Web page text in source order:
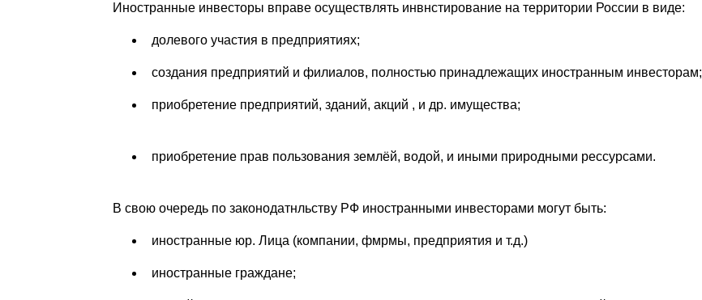
Иностранные инвесторы вправе осуществлять инвнстирование на территории России в виде:
долевого участия в предприятиях;
создания предприятий и филиалов, полностью принадлежащих иностранным инвесторам;
приобретение предприятий, зданий, акций , и др. имущества;
приобретение прав пользования землёй, водой, и иными природными рессурсами.
В свою очередь по законодатнльству РФ иностранными инвесторами могут быть:
иностранные юр. Лица (компании, фмрмы, предприятия и т.д.)
иностранные граждане;